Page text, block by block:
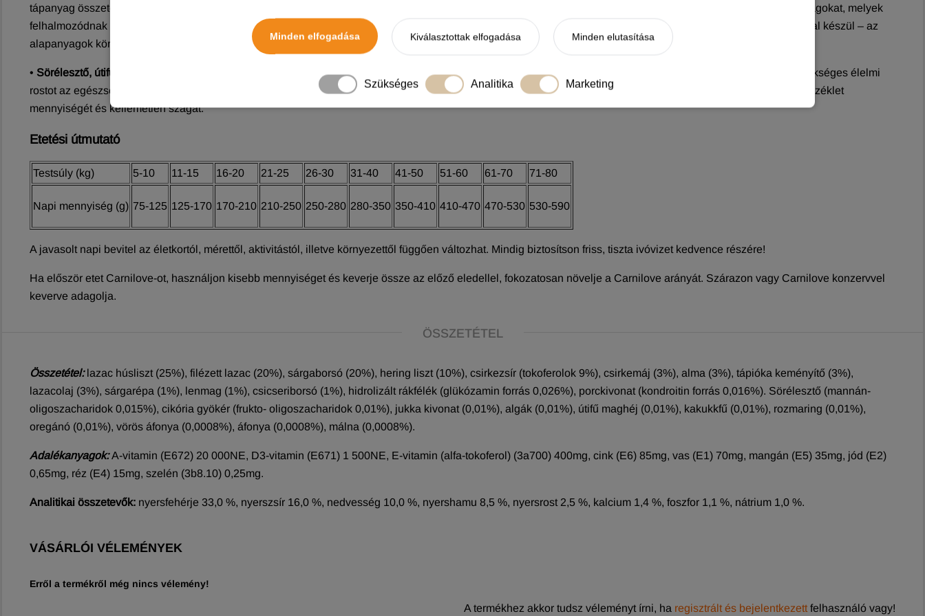
Minden elfogadása Kiválasztottak elfogadása Minden elutasítása
Szükséges Analitika Marketing
tápanyag összetétele közvetlen hatással van az egészségre és a jó közérzetre. A Kutya ősének étrendje nem tartalmazott mesterséges ízfokozókat és adalékanyagokat, melyek
felhalmozódnak a szervezetben és súlyos egészségügyi problémákat okozhatnak. A CarniLove kizárólag a legmagasabb minőségű alapanyagok felhasználásával készül – az
alapanyagok körültekintő feldolgozásának köszönhetően – a kiváló emészthetőség és a maximális hasznosulás megőrzésével.
• Sörélesztő, útifű és mojave yucca:
A természetes anyagok hatásos kombinációja támogatja az emésztést, növeli a tápanyagok hasznosulását és biztosítja a szükséges élelmi
rostot az egészséges emésztőrendszerért. A sörélesztő természetes antiparazitikum, a yucca schidigera pedig pozitív hatással van az anyagcserére, csökkenti a széklet
mennyiségét és kellemetlen szagát.
Etetési útmutató
Testsúly (kg) 5-10 11-15 16-20 21-25 26-30 31-40 41-50 51-60 61-70 71-80
Napi mennyiség (g) 75-125 125-170 170-210 210-250 250-280 280-350 350-410 410-470 470-530 530-590
A javasolt napi bevitel az életkortól, mérettől, aktivitástól, illetve környezettől függően változhat. Mindig biztosítson friss, tiszta ivóvizet kedvence részére!
Ha először etet Carnilove-ot, használjon kisebb mennyiséget és keverje össze az előző eledellel, fokozatosan növelje a Carnilove arányát. Szárazon vagy Carnilove konzervvel
keverve adagolja.
ÖSSZETÉTEL
Összetétel: lazac húsliszt (25%), filézett lazac (20%), sárgaborsó (20%), hering liszt (10%), csirkezsír (tokoferolok 9%), csirkemáj (3%), alma (3%), tápióka keményítő (3%),
lazacolaj (3%), sárgarépa (1%), lenmag (1%), csicseriborsó (1%), hidrolizált rákfélék (glükózamin forrás 0,026%), porckivonat (kondroitin forrás 0,016%). Sörélesztő (mannán-
oligoszacharidok 0,015%), cikória gyökér (frukto- oligoszacharidok 0,01%), jukka kivonat (0,01%), algák (0,01%), útifű maghéj (0,01%), kakukkfű (0,01%), rozmaring (0,01%),
oregánó (0,01%), vörös áfonya (0,0008%), áfonya (0,0008%), málna (0,0008%).
Adalékanyagok: A-vitamin (E672) 20 000NE, D3-vitamin (E671) 1 500NE, E-vitamin (alfa-tokoferol) (3a700) 400mg, cink (E6) 85mg, vas (E1) 70mg, mangán (E5) 35mg, jód (E2)
0,65mg, réz (E4) 15mg, szelén (3b8.10) 0,25mg.
Analitikai összetevők: nyersfehérje 33,0 %, nyerszsír 16,0 %, nedvesség 10,0 %, nyershamu 8,5 %, nyersrost 2,5 %, kalcium 1,4 %, foszfor 1,1 %, nátrium 1,0 %.
VÁSÁRLÓI VÉLEMÉNYEK
Erről a termékről még nincs vélemény!
A termékhez akkor tudsz véleményt írni, ha regisztrált és bejelentkezett felhasználó vagy!